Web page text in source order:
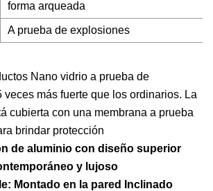
forma arqueada
A prueba de explosiones
Nano vidrio a prueba de
veces más fuerte que los ordinarios. La
cubierta con una membrana a prueba
brindar protección
de aluminio con diseño superior
y lujoso
Montado en la pared Inclinado